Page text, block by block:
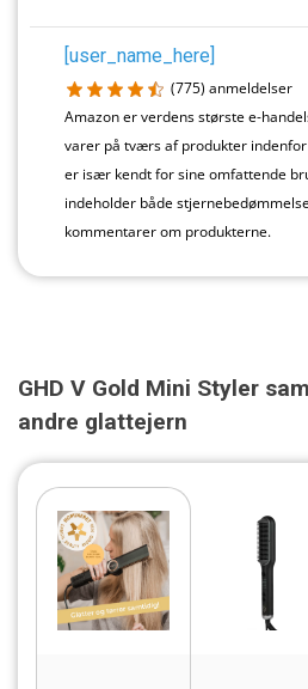
[user_name_here]
(775)anmeldelser
Amazon er verdens største e-
varer på tværs af produkter
er især kendt for sine omfattende
indeholder både
kommentarer om produkterne.
GHD V Gold Mini Styler
andre glattejern